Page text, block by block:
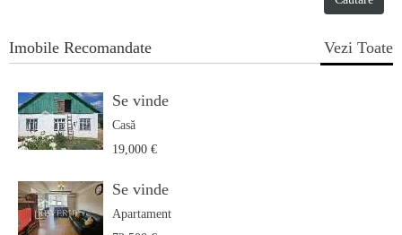
Imobile Recomandate Vezi Toate
Se vinde
Casă
19,000 €
Se vinde
Apartament